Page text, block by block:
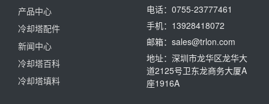
产品中心
冷却塔配件
新闻中心
冷却塔百科
冷却塔填料
电话：0755-23777461
手机：13928418072
邮箱：sales@trlon.com
地址：深圳市龙华区龙华大
道2125号卫东龙商务大厦A
座1916A